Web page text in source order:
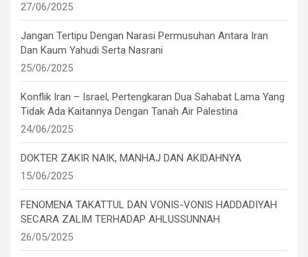
27/06/2025
Jangan Tertipu Dengan Narasi Permusuhan Antara Iran
Dan Kaum Yahudi Serta Nasrani
25/06/2025
Konflik Iran – Israel, Pertengkaran Dua Sahabat Lama Yang
Tidak Ada Kaitannya Dengan Tanah Air Palestina
24/06/2025
DOKTER ZAKIR NAIK, MANHAJ DAN AKIDAHNYA
15/06/2025
FENOMENA TAKATTUL DAN VONIS-VONIS HADDADIYAH
SECARA ZALIM TERHADAP AHLUSSUNNAH
26/05/2025